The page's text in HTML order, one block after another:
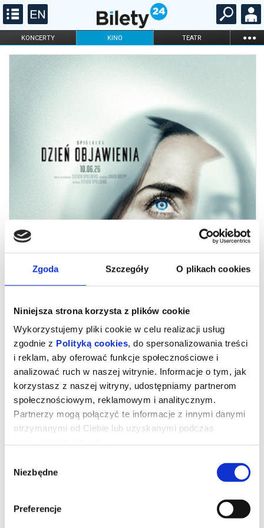
Zgoda Szczegóły O plikach cookies
Niniejsza strona korzysta z plików cookie
Wykorzystujemy pliki cookie w celu realizacji usług
zgodnie z Polityką cookies, do spersonalizowania treści
i reklam, aby oferować funkcje społecznościowe i
analizować ruch w naszej witrynie. Informacje o tym, jak
korzystasz z naszej witryny, udostępniamy partnerom
społecznościowym, reklamowym i analitycznym.
Partnerzy mogą połączyć te informacje z innymi danymi
otrzymanymi od Ciebie lub uzyskanymi podczas
zgody
Niezbędne
Preferencje
KONCERTY KINO TEATR ...
FILHARMONIA OPERA I BALET
Dzień Objawienia
Gdybyś dowiedział się, że nie jesteśmy sami, gdyby ktoś ci to
Stevena Spielberga. W „Dniu Objawienia” występują: zdobywczyni
nagrody SAG i nominowana do Oscara® Emily Blunt
(Oppenheimer, Ciche miejsce), zdobywca nagrody Emmy i Złotego